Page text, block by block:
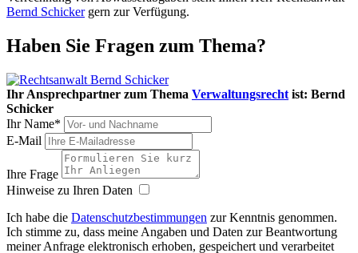
Bernd Schickergern zur Verfügung.
Haben Sie Fragen zum Thema?
Ihr Ansprechpartner zum Thema Verwaltungsrecht ist: Bernd
Schicker
Ihr Name*
E-Mail
Ihre Frage
Hinweise zu Ihren Daten
Ich habe die Datenschutzbestimmungen zur Kenntnis genommen.
Ich stimme zu, dass meine Angaben und Daten zur Beantwortung
meiner Anfrage elektronisch erhoben, gespeichert und verarbeitet